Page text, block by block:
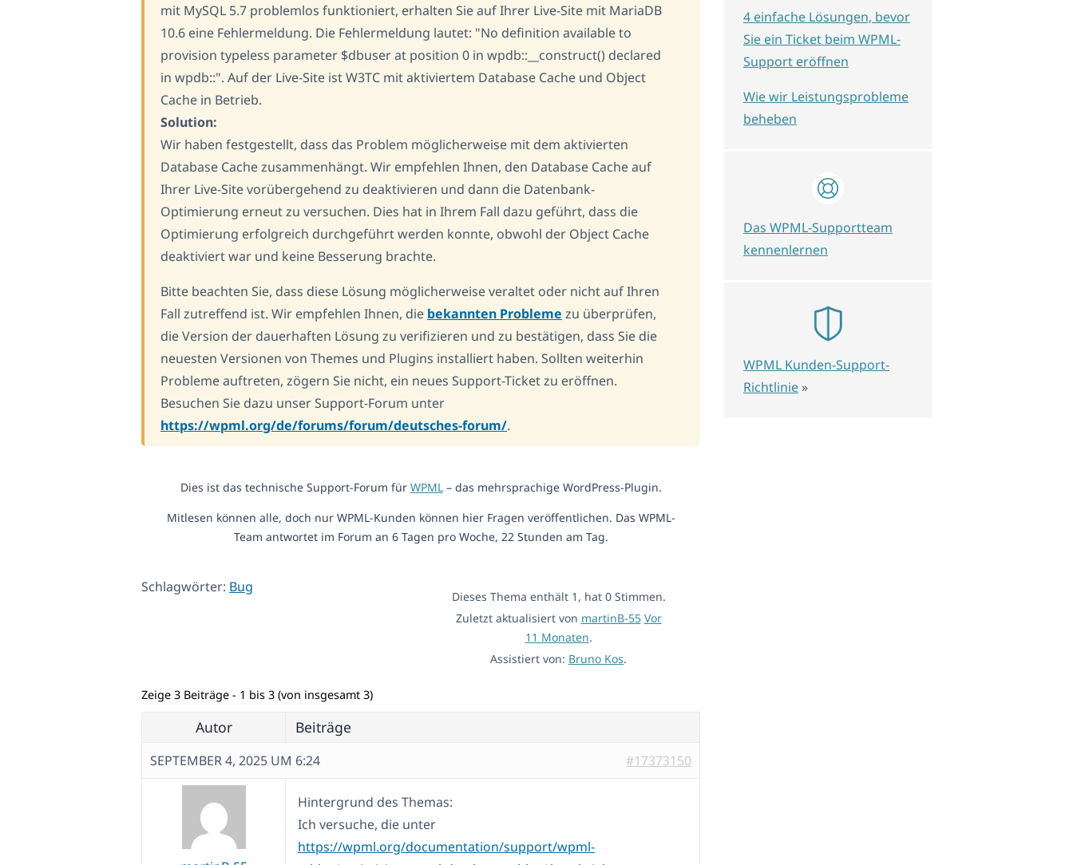
mit MySQL 5.7 problemlos funktioniert, erhalten Sie auf Ihrer Live-Site mit MariaDB
10.6 eine Fehlermeldung. Die Fehlermeldung lautet: "No definition available to
provision typeless parameter $dbuser at position 0 in wpdb::__construct() declared
in wpdb::". Auf der Live-Site ist W3TC mit aktiviertem Database Cache und Object
Cache in Betrieb.
Solution:
Wir haben festgestellt, dass das Problem möglicherweise mit dem aktivierten
Database Cache zusammenhängt. Wir empfehlen Ihnen, den Database Cache auf
Ihrer Live-Site vorübergehend zu deaktivieren und dann die Datenbank-
Optimierung erneut zu versuchen. Dies hat in Ihrem Fall dazu geführt, dass die
Optimierung erfolgreich durchgeführt werden konnte, obwohl der Object Cache
deaktiviert war und keine Besserung brachte.
Bitte beachten Sie, dass diese Lösung möglicherweise veraltet oder nicht auf Ihren
Fall zutreffend ist. Wir empfehlen Ihnen, die bekannten Probleme zu überprüfen,
die Version der dauerhaften Lösung zu verifizieren und zu bestätigen, dass Sie die
neuesten Versionen von Themes und Plugins installiert haben. Sollten weiterhin
Probleme auftreten, zögern Sie nicht, ein neues Support-Ticket zu eröffnen.
Besuchen Sie dazu unser Support-Forum unter
https://wpml.org/de/forums/forum/deutsches-forum/.
Dies ist das technische Support-Forum für WPML– das mehrsprachige WordPress-Plugin.
Mitlesen können alle, doch nur WPML-Kunden können hier Fragen veröffentlichen. Das WPML-
Team antwortet im Forum an 6 Tagen pro Woche, 22 Stunden am Tag.
Schlagwörter: Bug
Dieses Thema enthält 1, hat 0 Stimmen.
Zuletzt aktualisiert von martinB-55 Vor
11 Monaten.
Assistiert von: Bruno Kos.
Zeige 3 Beiträge - 1 bis 3 (von insgesamt 3)
Autor Beiträge
SEPTEMBER 4, 2025 UM 6:24 #17373150
Hintergrund des Themas:
Ich versuche, die unter
https://wpml.org/documentation/support/wpml-
4 einfache Lösungen, bevor
Sie ein Ticket beim WPML-
Support eröffnen
Wie wir Leistungsprobleme
beheben
Das WPML-Supportteam
kennenlernen
WPML Kunden-Support-
Richtlinie »